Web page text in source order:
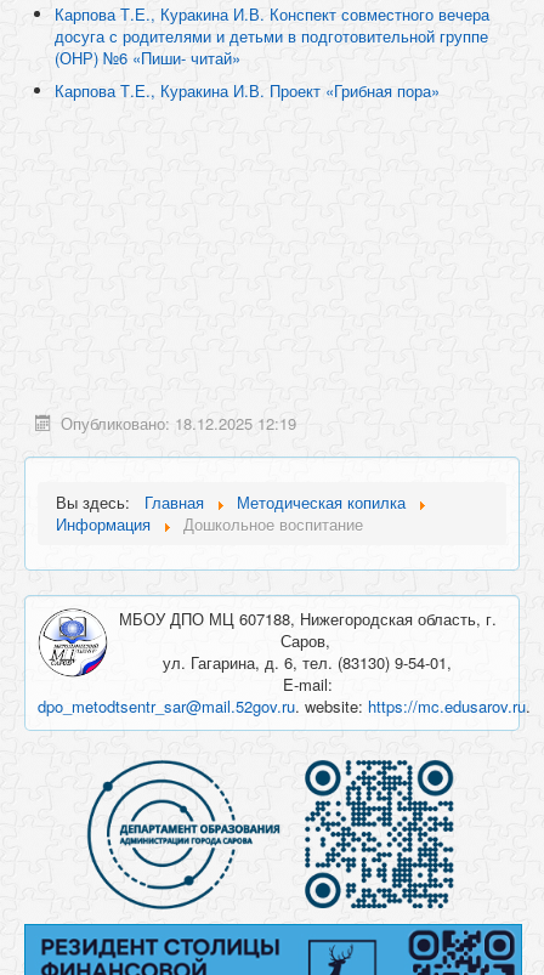
Карпова Т.Е., Куракина И.В. Конспект совместного вечера
досуга с родителями и детьми в подготовительной группе
(ОНР) №6 «Пиши- читай»
Карпова Т.Е., Куракина И.В. Проект «Грибная пора»
Опубликовано: 18.12.2025 12:19
Вы здесь: Главная
Методическая копилка
Информация
Дошкольное воспитание
МБОУ ДПО МЦ 607188, Нижегородская область, г.
Саров,
ул. Гагарина, д. 6, тел. (83130) 9-54-01,
E-mail:
dpo_metodtsentr_sar@mail.52gov.ru. website: https://mc.edusarov.ru.